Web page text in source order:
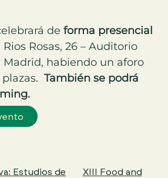
de forma presencial
Rios Rosas, 26 – Auditorio
Madrid, habiendo un aforo
También se podrá
Estudios de
XIII Food and